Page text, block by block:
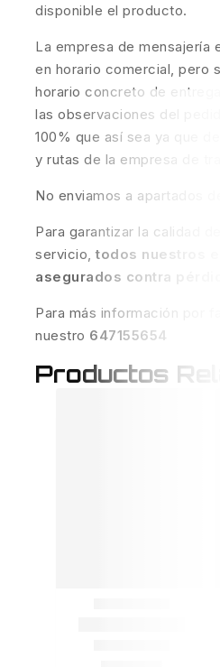
disponible el producto.
La empresa de mensajería
en horario comercial, pero
horario concreto de
las observaciones del
100% que así sea ya que
y rutas de la empresa de
No enviamos a apartados
Para garantizar la calidad
servicio, todos nuestros
asegurados contra
Para más información por
nuestro 647155654
Productos